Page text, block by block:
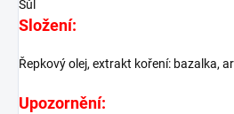
Sůl
Složení:
Řepkový olej, extrakt koření: bazalka,
Upozornění: